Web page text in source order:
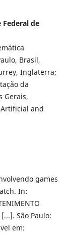
de
Brasil,
Inglaterra;
da
Gerais,
and
games
In:
São Paulo:
em: